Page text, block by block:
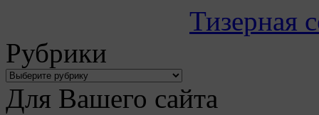
Тизерная
Рубрики
Для Вашего сайта